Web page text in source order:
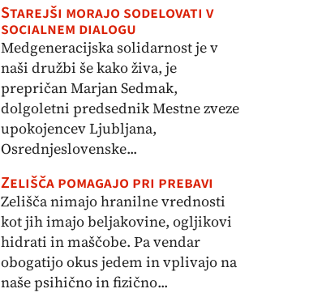
Starejši morajo sodelovati v
socialnem dialogu
Medgeneracijska solidarnost je v
naši družbi še kako živa, je
prepričan Marjan Sedmak,
dolgoletni predsednik Mestne zveze
upokojencev Ljubljana,
Osrednjeslovenske...
Zelišča pomagajo pri prebavi
Zelišča nimajo hranilne vrednosti
kot jih imajo beljakovine, ogljikovi
hidrati in maščobe. Pa vendar
obogatijo okus jedem in vplivajo na
naše psihično in fizično...